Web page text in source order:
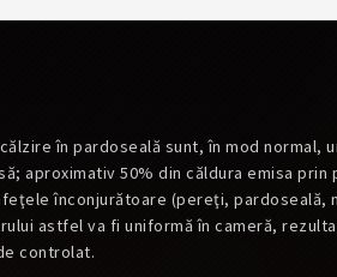
în pardoseală sunt, în mod normal,
aproximativ 50% din căldura emisa prin
înconjurătoare (pereţi, pardoseală,
astfel va fi uniformă în cameră,
controlat.